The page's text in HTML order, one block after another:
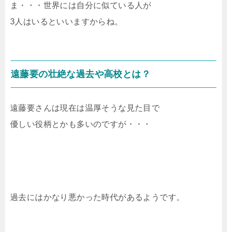
ま・・・世界には自分に似ている人が
3人はいるといいますからね。
遠藤要の壮絶な過去や高校とは？
遠藤要さんは現在は温厚そうな見た目で
優しい役柄とかも多いのですが・・・
過去にはかなり悪かった時代があるようです。